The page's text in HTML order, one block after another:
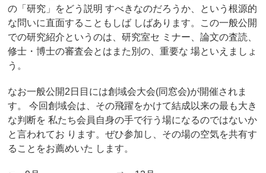
の「研究」をどう説明 すべきなのだろうか、という根源的
な問いに直面することもしば しばあります。この一般公開
での研究紹介というのは、研究室セ ミナー、論文の査読、
修士・博士の審査会とはまた別の、重要な 場といえましょ
う。
なお一般公開2日目には創域会大会(同窓会)が開催されま
す。 今回創域会は、その飛躍をかけて結成以来の最も大き
な判断を 私たち会員自身の手で行う場になるのではないか
と言われてお ります。ぜひ参加し、その場の空気を共有す
ることをお薦めいた します。